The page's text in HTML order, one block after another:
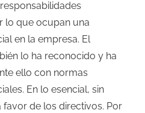
lo que ocupan una
en la empresa. El
lo ha reconocido y ha
ello con normas
En lo esencial, sin
favor de los directivos. Por